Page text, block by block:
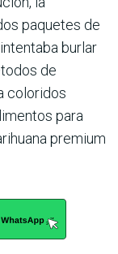
paquetes de
burlar
de
coloridos
para
premium